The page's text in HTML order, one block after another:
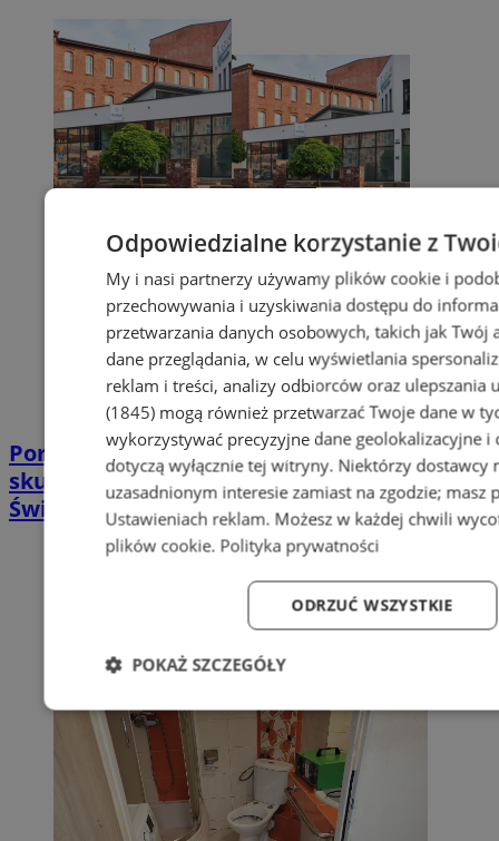
Poradnia leczenia ran przewlekłych -
skuteczna terapia trudno gojących się ran |
Świętochłowice
Odpowiedzialne korzystanie z
My i nasi partnerzy używamy plików cookie i
przechowywania i uzyskiwania dostępu do
przetwarzania danych osobowych, takich jak
dane przeglądania, w celu wyświetlania
reklam i treści, analizy odbiorców oraz ulepszania
(1845)mogą również przetwarzać Twoje dane w
wykorzystywać precyzyjne dane geolokalizacyjne
dotyczą wyłącznie tej witryny. Niektórzy dostawcy
uzasadnionym interesie zamiast na zgodzie; masz
Ustawieniach reklam. Możesz w każdej chwili
plików cookie. Polityka prywatności
ODRZUĆ WSZYSTKIE
POKAŻ SZCZEGÓŁY
Niezbędne Wydajność Targetowanie